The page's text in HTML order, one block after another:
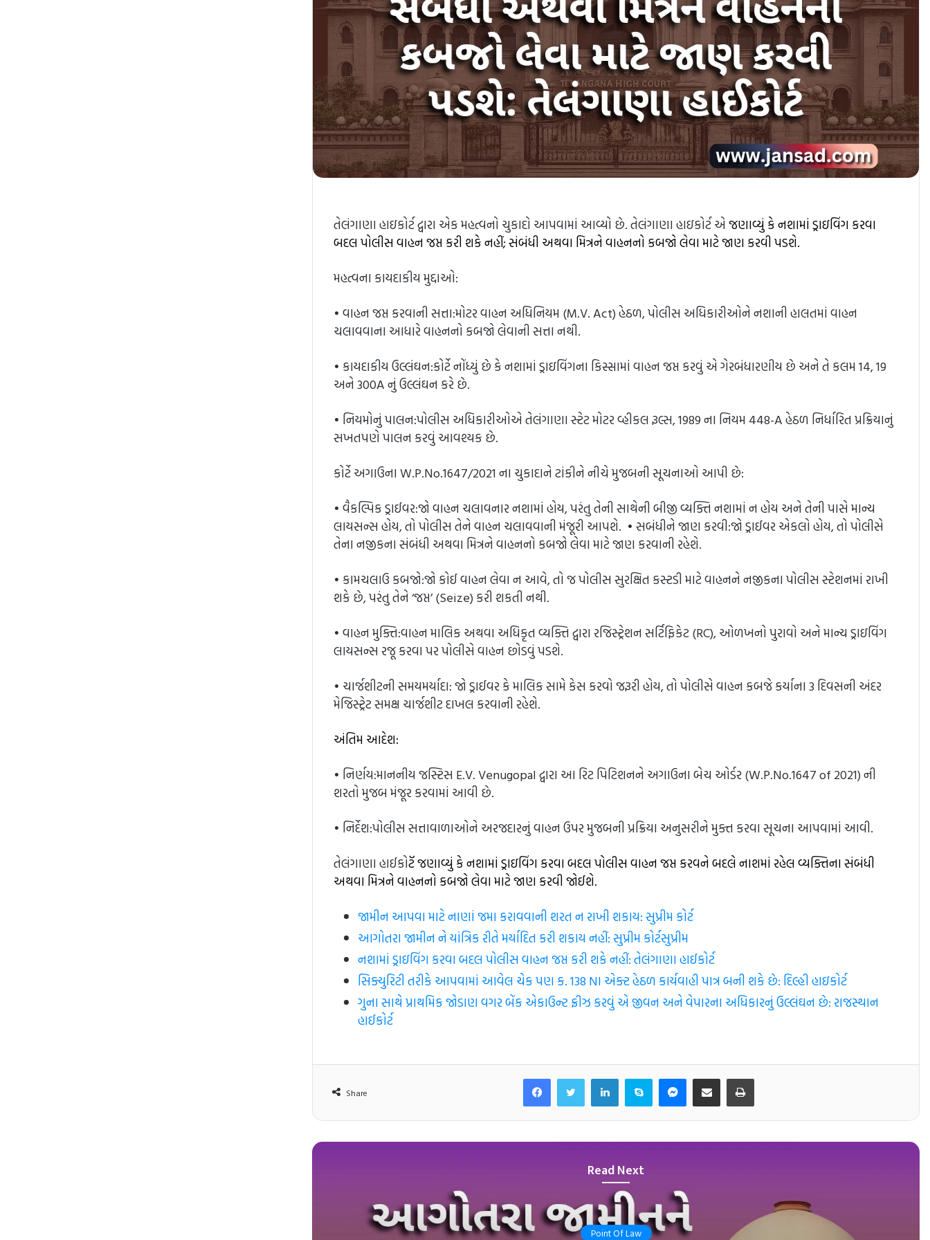
તેલંગાણા હાઇકોર્ટ દ્વારા એક મહત્વનો ચુકાદો આપવામાં આવ્યો છે. તેલંગાણા હાઇકોર્ટ એજણાવ્યું કે નશામાં ડ્રાઇવિંગ કરવા
બદલ પોલીસ વાહન જપ્ત કરી શકે નહીં; સંબંધી અથવા મિત્રને વાહનનો કબજો લેવા માટે જાણ કરવી પડશે.
મહત્વના કાયદાકીય મુદ્દાઓ:
• વાહન જપ્ત કરવાની સત્તા:મોટર વાહન અધિનિયમ (M.V. Act) હેઠળ, પોલીસ અધિકારીઓને નશાની હાલતમાં વાહન
ચલાવવાના આધારે વાહનનો કબજો લેવાની સત્તા નથી.
• કાયદાકીય ઉલ્લંઘન:કોર્ટે નોંધ્યું છે કે નશામાં ડ્રાઇવિંગના કિસ્સામાં વાહન જપ્ત કરવું એ ગેરબંધારણીય છે અને તે કલમ 14, 19
અને 300A નું ઉલ્લંઘન કરે છે.
• નિયમોનું પાલન:પોલીસ અધિકારીઓએ તેલંગાણા સ્ટેટ મોટર વ્હીકલ રૂલ્સ, 1989 ના નિયમ 448-A હેઠળ નિર્ધારિત પ્રક્રિયાનું
સખતપણે પાલન કરવું આવશ્યક છે.
કોર્ટે અગાઉના W.P.No.1647/2021 ના ચુકાદાને ટાંકીને નીચે મુજબની સૂચનાઓ આપી છે:
• વૈકલ્પિક ડ્રાઈવર:જો વાહન ચલાવનાર નશામાં હોય, પરંતુ તેની સાથેની બીજી વ્યક્તિ નશામાં ન હોય અને તેની પાસે માન્ય
લાયસન્સ હોય, તો પોલીસ તેને વાહન ચલાવવાની મંજૂરી આપશે. • સબંધીને જાણ કરવી:જો ડ્રાઈવર એકલો હોય, તો પોલીસે
તેના નજીકના સંબંધી અથવા મિત્રને વાહનનો કબજો લેવા માટે જાણ કરવાની રહેશે.
• કામચલાઉ કબજો:જો કોઈ વાહન લેવા ન આવે, તો જ પોલીસ સુરક્ષિત કસ્ટડી માટે વાહનને નજીકના પોલીસ સ્ટેશનમાં રાખી
શકે છે, પરંતુ તેને ‘જપ્ત’ (Seize) કરી શકતી નથી.
• વાહન મુક્તિ:વાહન માલિક અથવા અધિકૃત વ્યક્તિ દ્વારા રજિસ્ટ્રેશન સર્ટિફિકેટ (RC), ઓળખનો પુરાવો અને માન્ય ડ્રાઇવિંગ
લાયસન્સ રજૂ કરવા પર પોલીસે વાહન છોડવું પડશે.
• ચાર્જશીટની સમયમર્યાદા: જો ડ્રાઈવર કે માલિક સામે કેસ કરવો જરૂરી હોય, તો પોલીસે વાહન કબજે કર્યાના 3 દિવસની અંદર
મેજિસ્ટ્રેટ સમક્ષ ચાર્જશીટ દાખલ કરવાની રહેશે.
અંતિમ આદેશ:
• નિર્ણય:માનનીય જસ્ટિસ E.V. Venugopal દ્વારા આ રિટ પિટિશનને અગાઉના બેચ ઓર્ડર (W.P.No.1647 of 2021) ની
શરતો મુજબ મંજૂર કરવામાં આવી છે.
• નિર્દેશ:પોલીસ સત્તાવાળાઓને અરજદારનું વાહન ઉપર મુજબની પ્રક્રિયા અનુસરીને મુક્ત કરવા સૂચના આપવામાં આવી.
તેલંગાણા હાઈકોટૅ જણાવ્યું કે નશામાં ડ્રાઇવિંગ કરવા બદલ પોલીસ વાહન જપ્ત કરવને બદલે નાશમાં રહેલ વ્યક્તિના સંબંધી
અથવા મિત્રને વાહનનો કબજો લેવા માટે જાણ કરવી જોઈશે.
જામીન આપવા માટે નાણાં જમા કરાવવાની શરત ન રાખી શકાય: સુપ્રીમ કોર્ટ
આગોતરા જામીન ને યાંત્રિક રીતે મર્યાદિત કરી શકાય નહીં: સુપ્રીમ કોર્ટ​સુપ્રીમ
નશામાં ડ્રાઇવિંગ કરવા બદલ પોલીસ વાહન જપ્ત કરી શકે નહીં: તેલંગાણા હાઈકોર્ટ
સિક્યુરિટી તરીકે આપવામાં આવેલ ચેક પણ ક. 138 NI એક્ટ હેઠળ કાર્યવાહી પાત્ર બની શકે છે: દિલ્હી હાઇકોર્ટ
ગુના સાથે પ્રાથમિક જોડાણ વગર બેંક એકાઉન્ટ ફ્રીઝ કરવું એ જીવન અને વેપારના અધિકારનું ઉલ્લંઘન છે: રાજસ્થાન
હાઈકોર્ટ
Share
Facebook
TwitterLinkedInSkypeMessenger
Share via EmailPrint
Read Next
Point Of Law